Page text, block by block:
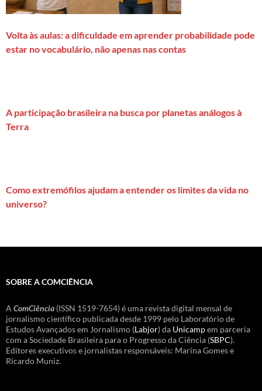
Volta às aulas: a dificuldade em aprender probabilidade pode
estar no vocabulário, não apenas nas contas
A participação brasileira na busca por planetas análogos à
Terra
Como extremófilos ajudam a entender os limites da vida no
universo?
SOBRE A COMCIÊNCIA
A ComCiência (ISSN 1519-7654) é uma revista digital mensal de
jornalismo científico publicada desde 1999 pelo Laboratório de
Estudos Avançados em Jornalismo (Labjor) da Unicampem parceria
com a Sociedade Brasileira para o Progresso da Ciência (SBPC).
Editores executivos e jornalistas responsáveis: Marina Gomes e
Ricardo Muniz.